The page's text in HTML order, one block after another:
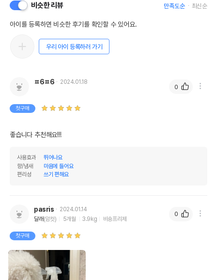
비슷한 리뷰 만족도순 최신순
아이를 등록하면 비슷한 후기를 확인할 수 있어요.
우리 아이 등록하러 가기
ㅍ6ㅍ6 2024.01.18
첫구매
좋습니다 추천해요!!!
사용효과
뛰어나요
향/냄새
마음에 들어요
편리성
쓰기 편해요
0
pasris
2024.01.14
달래(암컷) 5개월 3.9kg 비숑프리제
첫구매
0